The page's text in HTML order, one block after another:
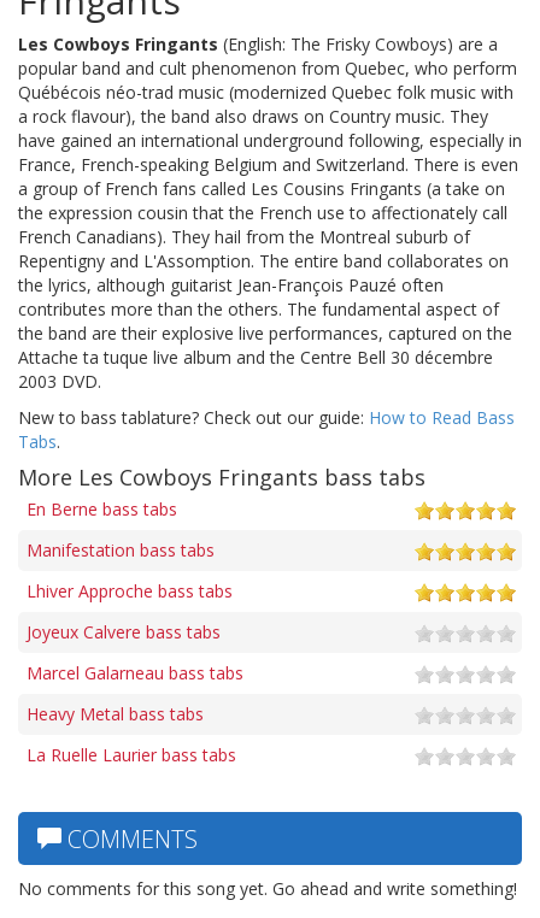
Les Cowboys Fringants (English: The Frisky Cowboys) are a
popular band and cult phenomenon from Quebec, who perform
Québécois néo-trad music (modernized Quebec folk music with
a rock flavour), the band also draws on Country music. They
have gained an international underground following, especially in
France, French-speaking Belgium and Switzerland. There is even
a group of French fans called Les Cousins Fringants (a take on
the expression cousin that the French use to affectionately call
French Canadians). They hail from the Montreal suburb of
Repentigny and L'Assomption. The entire band collaborates on
the lyrics, although guitarist Jean-François Pauzé often
contributes more than the others. The fundamental aspect of
the band are their explosive live performances, captured on the
Attache ta tuque live album and the Centre Bell 30 décembre
2003 DVD.
New to bass tablature? Check out our guide: How to Read Bass
Tabs.
More Les Cowboys Fringants bass tabs
En Berne bass tabs
Manifestation bass tabs
Lhiver Approche bass tabs
Joyeux Calvere bass tabs
Marcel Galarneau bass tabs
Heavy Metal bass tabs
La Ruelle Laurier bass tabs
COMMENTS
No comments for this song yet. Go ahead and write something!